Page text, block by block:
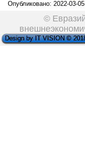
Опубликовано: 2022-03-
©
Design by IT VISION ©